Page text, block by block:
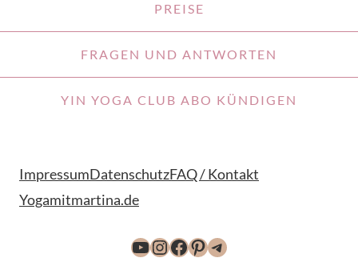
PREISE
FRAGEN UND ANTWORTEN
YIN YOGA CLUB ABO KÜNDIGEN
ImpressumDatenschutzFAQ / Kontakt
Yogamitmartina.de
YouTube
Instagram
Facebook
Pinterest
Telegram